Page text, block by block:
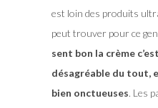
est loin des produits
peut trouver pour ce
sent bon la crème
désagréable du tout,
bien onctueuses. Les